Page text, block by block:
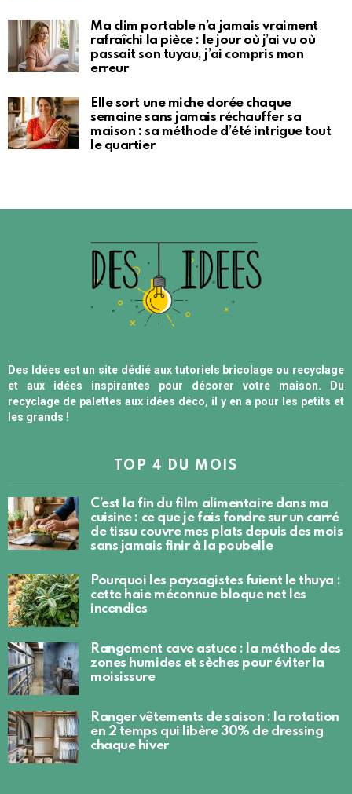
Ma clim portable n’a jamais vraiment
rafraîchi la pièce : le jour où j’ai vu où
passait son tuyau, j’ai compris mon
erreur
Elle sort une miche dorée chaque
semaine sans jamais réchauffer sa
maison : sa méthode d’été intrigue tout
le quartier
Des Idées est un site dédié aux tutoriels bricolage ou recyclage
et aux idées inspirantes pour décorer votre maison. Du
recyclage de palettes aux idées déco, il y en a pour les petits et
les grands !
TOP 4 DU MOIS
C’est la fin du film alimentaire dans ma
cuisine : ce que je fais fondre sur un carré
de tissu couvre mes plats depuis des mois
sans jamais finir à la poubelle
Pourquoi les paysagistes fuient le thuya :
cette haie méconnue bloque net les
incendies
Rangement cave astuce : la méthode des
zones humides et sèches pour éviter la
moisissure
Ranger vêtements de saison : la rotation
en 2 temps qui libère 30% de dressing
chaque hiver